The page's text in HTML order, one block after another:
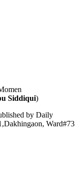
Siddiqui)
by Daily
Ward#73